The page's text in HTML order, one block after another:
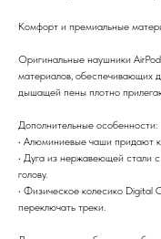
Комфорт и премиальные
Оригинальные наушники
материалов, обеспечивающих
дышащей пены плотно
Дополнительные особенности:
• Алюминиевые чаши придают
• Дуга из нержавеющей стали
голову.
• Физическое колесико Digital
переключать треки.